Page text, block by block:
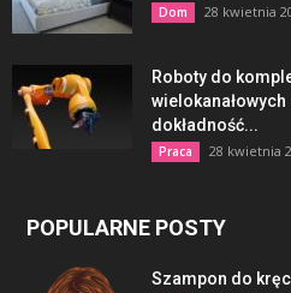
Dom 28 kwietnia
Roboty do
dokładność...
Praca 28 kwietnia
POPULARNE POSTY
Szampon do